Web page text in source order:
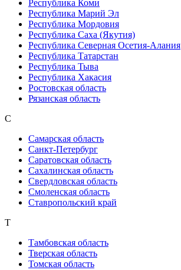
Республика Коми
Республика Марий Эл
Республика Мордовия
Республика Саха (Якутия)
Республика Северная Осетия-Алания
Республика Татарстан
Республика Тыва
Республика Хакасия
Ростовская область
Рязанская область
С
Самарская область
Санкт-Петербург
Саратовская область
Сахалинская область
Свердловская область
Смоленская область
Ставропольский край
Т
Тамбовская область
Тверская область
Томская область